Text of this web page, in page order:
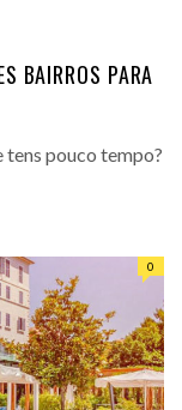
BAIRROS PARA
tens pouco tempo?
0